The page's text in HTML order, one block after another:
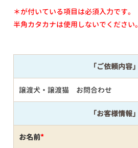
＊が付いている項目は必須入力です。
半角カタカナは使用しないでください。
「ご依頼内容」
譲渡犬・譲渡猫 お問合わせ
「お客様情報」
お名前*